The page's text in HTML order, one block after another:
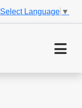
Select Language ▼